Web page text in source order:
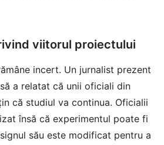
viitorul proiectului
incert. Un jurnalist prezent
a relatat că unii oficiali din
că studiul va continua. Oficialii
însă că experimentul poate fi
său este modificat pentru a